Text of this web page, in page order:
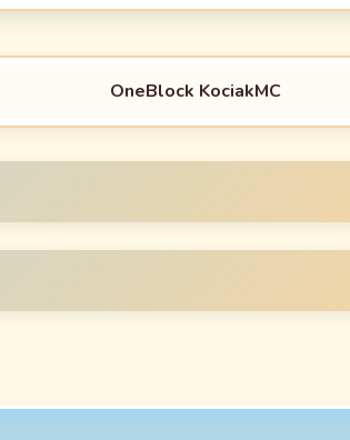
OneBlock KociakMC